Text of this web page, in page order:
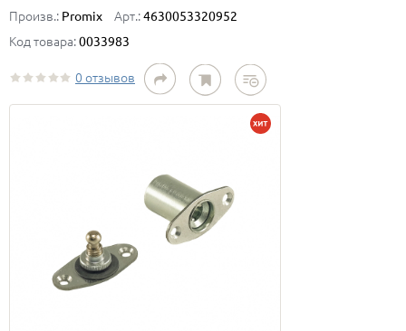
Произв.: Promix Арт.:4630053320952
Код товара:0033983
0 отзывов